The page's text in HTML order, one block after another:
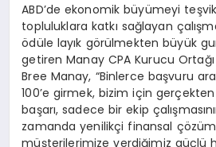
ABD’de ekonomik büyümeyi
topluluklara katkı sağlayan
ödüle layık görülmekten büyük
getiren Manay CPA Kurucu Ortağı
Bree Manay, “Binlerce başvuru
100’e girmek, bizim için
başarı, sadece bir ekip
zamanda yenilikçi finansal
müşterilerimize verdiğimiz güçlü